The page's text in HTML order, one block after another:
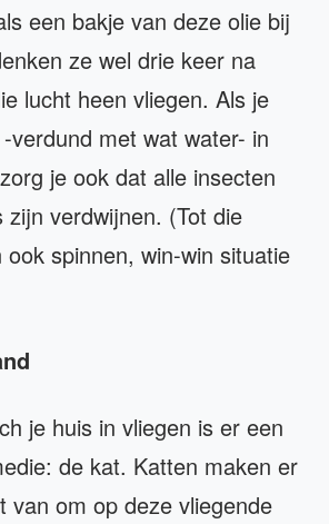
een bakje van deze olie bij
ze wel drie keer na
lucht heen vliegen. Als je
verdund met wat water- in
je ook dat alle insecten
zijn verdwijnen. (Tot die
spinnen, win-win situatie
je huis in vliegen is er een
de kat. Katten maken er
van om op deze vliegende